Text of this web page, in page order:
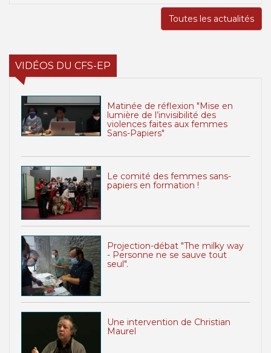
Toutes les actualités
VIDÉOS DU CFS-EP
Matinée de réflexion "Mise en
lumière de l’invisibilité des
violences faites aux femmes
Sans-Papiers"
Le comité des femmes sans-
papiers en formation !
Projection-débat "The milky way
- Personne ne se sauve tout
seul".
Une intervention de Christian
Maurel